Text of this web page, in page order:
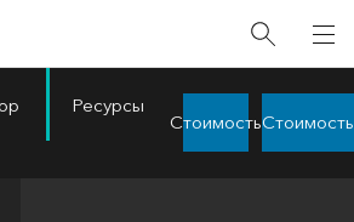
Ресурсы
СтоимостьСтоимость